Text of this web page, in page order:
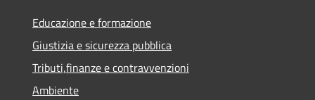
Educazione e formazione
Giustizia e sicurezza pubblica
Tributi,finanze e contravvenzioni
Ambiente